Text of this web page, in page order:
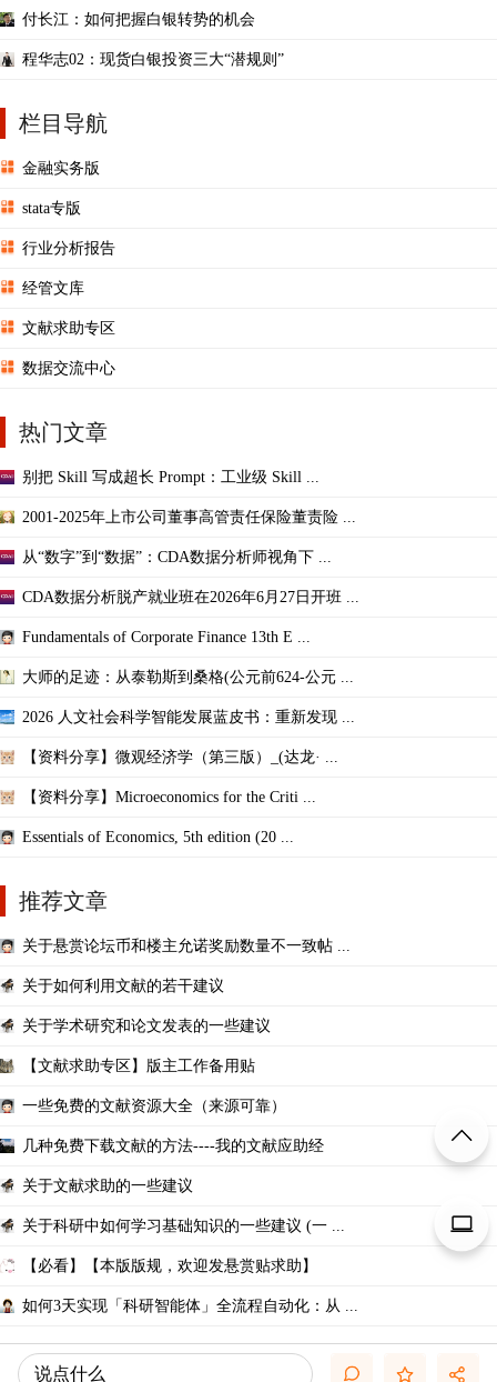
付长江：如何把握白银转势的机会
程华志02：现货白银投资三大“潜规则”
栏目导航
金融实务版
stata专版
行业分析报告
经管文库
文献求助专区
数据交流中心
热门文章
别把 Skill 写成超长 Prompt：工业级 Skill ...
2001-2025年上市公司董事高管责任保险董责险 ...
从“数字”到“数据”：CDA数据分析师视角下 ...
CDA数据分析脱产就业班在2026年6月27日开班 ...
Fundamentals of Corporate Finance 13th E ...
大师的足迹：从泰勒斯到桑格(公元前624-公元 ...
2026 人文社会科学智能发展蓝皮书：重新发现 ...
【资料分享】微观经济学（第三版）_(达龙· ...
【资料分享】Microeconomics for the Criti ...
Essentials of Economics, 5th edition (20 ...
推荐文章
关于悬赏论坛币和楼主允诺奖励数量不一致帖 ...
关于如何利用文献的若干建议
关于学术研究和论文发表的一些建议
【文献求助专区】版主工作备用贴
一些免费的文献资源大全（来源可靠）
几种免费下载文献的方法----我的文献应助经
关于文献求助的一些建议
关于科研中如何学习基础知识的一些建议 (一 ...
【必看】【本版版规，欢迎发悬赏贴求助】
如何3天实现「科研智能体」全流程自动化：从 ...
说点什么